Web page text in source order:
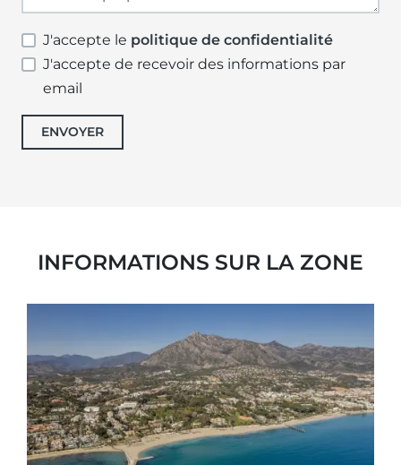
J'accepte le politique de confidentialité
J'accepte de recevoir des informations par
email
ENVOYER
INFORMATIONS SUR LA ZONE